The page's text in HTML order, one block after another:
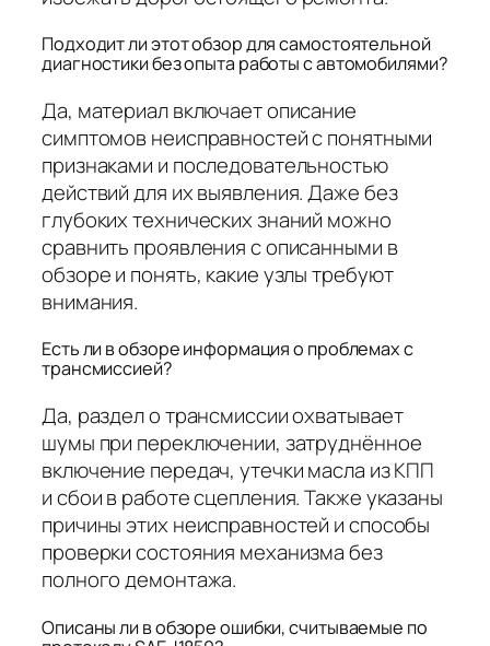
Подходит ли этот обзор для самостоятельной
диагностики без опыта работы с автомобилями?
Да, материал включает описание
симптомов неисправностей с понятными
признаками и последовательностью
действий для их выявления. Даже без
глубоких технических знаний можно
сравнить проявления с описанными в
обзоре и понять, какие узлы требуют
внимания.
Есть ли в обзоре информация о проблемах с
трансмиссией?
Да, раздел о трансмиссии охватывает
шумы при переключении, затруднённое
включение передач, утечки масла из КПП
и сбои в работе сцепления. Также указаны
причины этих неисправностей и способы
проверки состояния механизма без
полного демонтажа.
Описаны ли в обзоре ошибки, считываемые по